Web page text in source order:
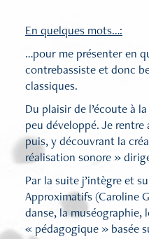
En quelques mots…:
…pour me présenter en
contrebassiste et donc
classiques.
Du plaisir de l’écoute à
peu développé. Je
puis, y découvrant la
réalisation sonore »
Par la suite j’intègre et
Approximatifs (Caroline
danse, la muséographie,
« pédagogique » basée